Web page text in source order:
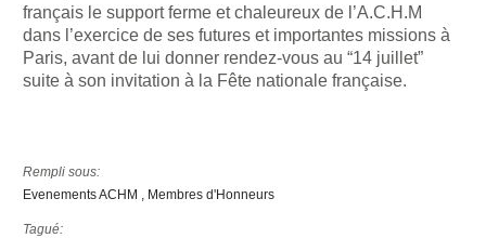
français le support ferme et chaleureux de l’A.C.H.M
dans l’exercice de ses futures et importantes missions à
Paris, avant de lui donner rendez-vous au “14 juillet”
suite à son invitation à la Fête nationale française.
Rempli sous:
Evenements ACHM
Membres d'Honneurs
Tagué: